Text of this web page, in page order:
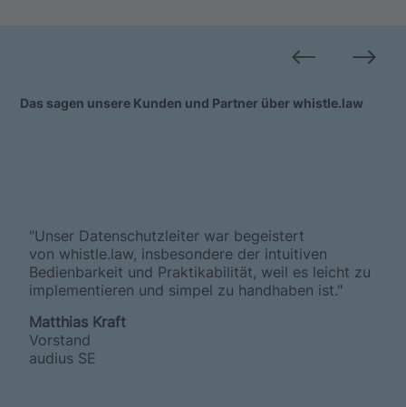
Matthias Kraft
Vorstand
audius SE
"Unser Datenschutzleiter war begeistert
von whistle.law, insbesondere der intuitiven
Bedienbarkeit und Praktikabilität, weil es leicht zu
implementieren und simpel zu handhaben ist."
Das sagen unsere Kunden und Partner über whistle.law